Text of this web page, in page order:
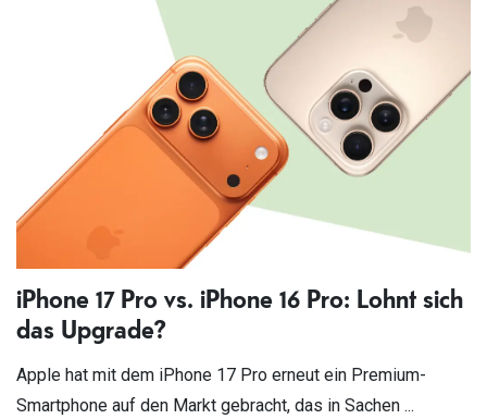
iPhone 17 Pro vs. iPhone 16 Pro: Lohnt sich
das Upgrade?
Apple hat mit dem iPhone 17 Pro erneut ein Premium-
Smartphone auf den Markt gebracht, das in Sachen ...